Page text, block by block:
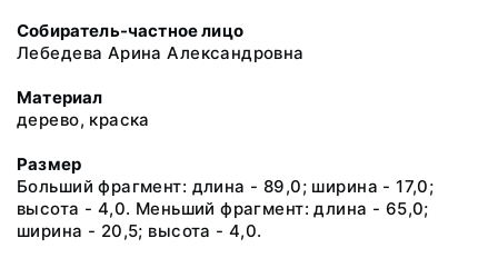
Собиратель-частное лицо
Лебедева Арина Александровна
Материал
дерево, краска
Размер
Больший фрагмент: длина - 89,0; ширина - 17,0;
высота - 4,0. Меньший фрагмент: длина - 65,0;
ширина - 20,5; высота - 4,0.